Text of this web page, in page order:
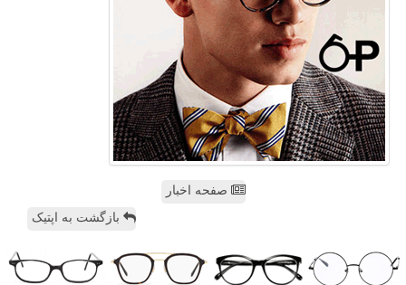
صفحه اخبار
بازگشت به اپتیک